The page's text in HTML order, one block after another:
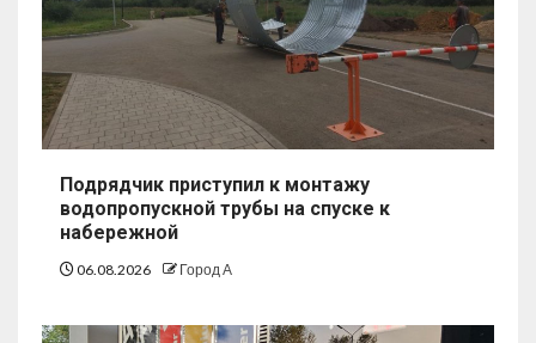
Подрядчик приступил к монтажу
водопропускной трубы на спуске к
набережной
06.08.2026 Город А